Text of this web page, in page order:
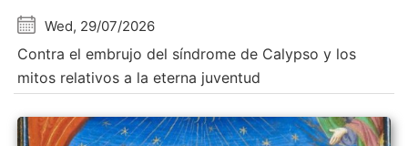
Wed, 29/07/2026
Contra el embrujo del síndrome de Calypso y los
mitos relativos a la eterna juventud